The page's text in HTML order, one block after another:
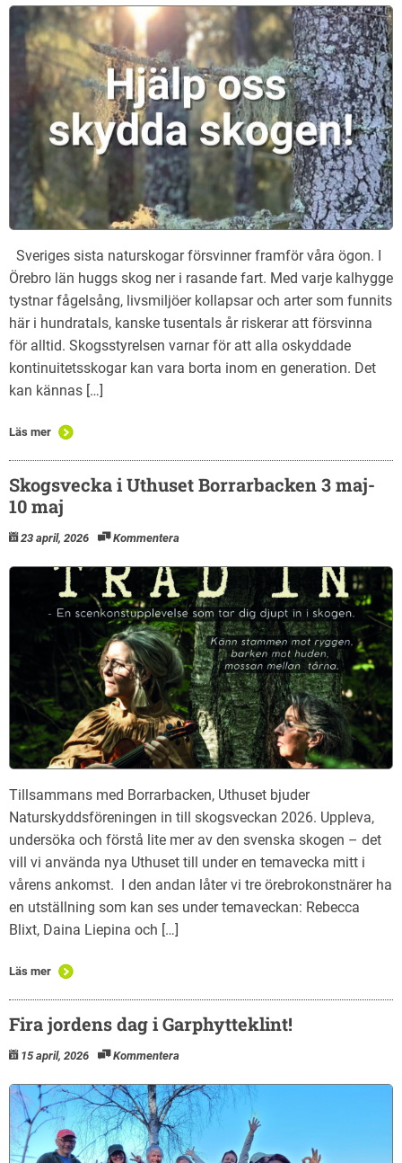
Sveriges sista naturskogar försvinner framför våra ögon. I
Örebro län huggs skog ner i rasande fart. Med varje kalhygge
tystnar fågelsång, livsmiljöer kollapsar och arter som funnits
här i hundratals, kanske tusentals år riskerar att försvinna
för alltid. Skogsstyrelsen varnar för att alla oskyddade
kontinuitetsskogar kan vara borta inom en generation. Det
kan kännas […]
Läs mer
Skogsvecka i Uthuset Borrarbacken 3 maj-
10 maj
23 april, 2026 Kommentera
Tillsammans med Borrarbacken, Uthuset bjuder
Naturskyddsföreningen in till skogsveckan 2026. Uppleva,
undersöka och förstå lite mer av den svenska skogen – det
vill vi använda nya Uthuset till under en temavecka mitt i
vårens ankomst. I den andan låter vi tre örebrokonstnärer ha
en utställning som kan ses under temaveckan: Rebecca
Blixt, Daina Liepina och […]
Läs mer
Fira jordens dag i Garphytteklint!
15 april, 2026 Kommentera